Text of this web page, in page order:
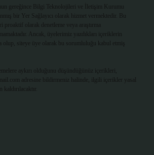
gereğince Bilgi Teknolojileri ve İletişim Kurumu
bir Yer Sağlayıcı olarak hizmet vermektedir. Bu
olarak denetleme veya araştırma
Ancak, üyelerimiz yazdıkları içeriklerin
olup, siteye üye olarak bu sorumluluğu kabul etmiş
aykırı olduğunu düşündüğünüz içerikleri,
adresine bildirmeniz halinde, ilgili içerikler yasal